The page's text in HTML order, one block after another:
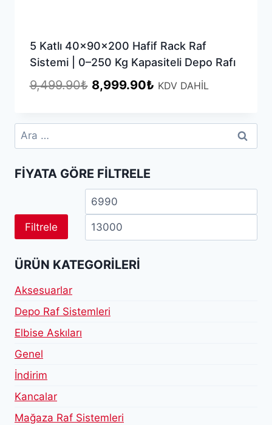
5 Katlı 40x90x200 Hafif Rack Raf
Sistemi | 0–250 Kg Kapasiteli Depo Rafı
9,499.90₺ Orijinal
9,499.90₺.
8,999.90₺Şu
fiyat:
KDV DAHİL
Arama:
FIYATA GÖRE FILTRELE
En
fiyat
Filtrele
ÜRÜN KATEGORILERI
Aksesuarlar
Depo Raf Sistemleri
Elbise Askıları
Genel
İndirim
Kancalar
Mağaza Raf Sistemleri